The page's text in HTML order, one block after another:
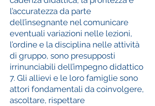
l’accuratezza da parte
dell’insegnante nel comunicare
eventuali variazioni nelle lezioni,
l’ordine e la disciplina nelle attività
di gruppo, sono presupposti
irrinunciabili dell’impegno didattico
7. Gli allievi e le loro famiglie sono
attori fondamentali da coinvolgere,
ascoltare, rispettare